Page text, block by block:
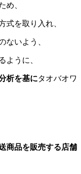
め、
式を取り入れ、
ないよう、
ように、
析を基にタオバオワ
商品を販売する店舗